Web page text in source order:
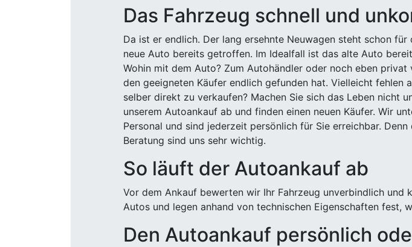
Das Fahrzeug schnell und
Da ist er endlich. Der lang ersehnte Neuwagen steht schon
neue Auto bereits getroffen. Im Idealfall ist das alte Auto
Wohin mit dem Auto? Zum Autohändler oder noch eben
den geeigneten Käufer endlich gefunden hat. Vielleicht fehlen
selber direkt zu verkaufen? Machen Sie sich das Leben nicht
unserem Autoankauf ab und finden einen neuen Käufer. Wir
Personal und sind jederzeit persönlich für Sie erreichbar.
Beratung sind uns sehr wichtig.
So läuft der Autoankauf ab
Vor dem Ankauf bewerten wir Ihr Fahrzeug unverbindlich
Autos und legen anhand von technischen Eigenschaften fest,
Den Autoankauf persönlich